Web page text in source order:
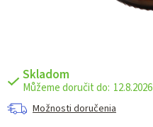
Skladom
12.8.2026
Možnosti doručenia